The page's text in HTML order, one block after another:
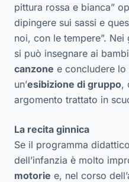
pittura rossa e bianca”
dipingere sui sassi e
noi, con le tempere”.
si può insegnare ai
canzone e concludere
un’esibizione di gruppo,
argomento trattato in
La recita ginnica
Se il programma
dell’infanzia è molto
motorie e, nel corso